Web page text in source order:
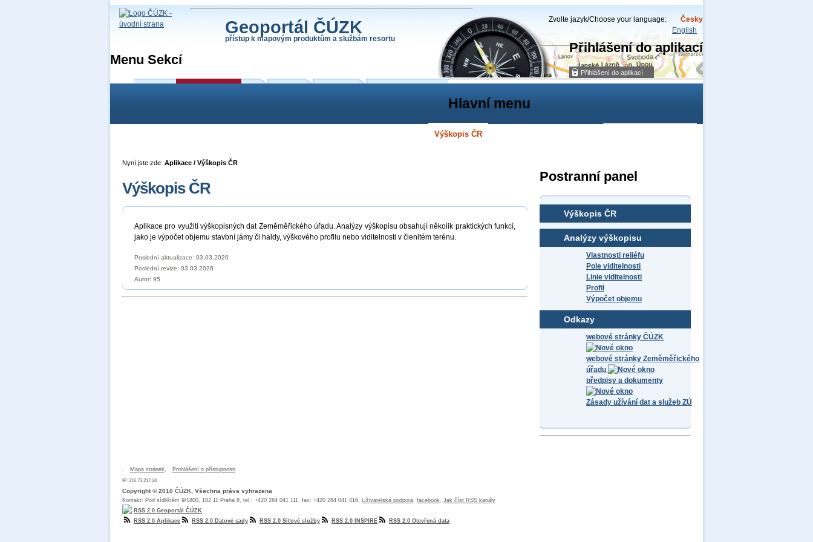
Přihlášení do aplikací
Přihlášení do aplikací
Geoportál ČÚZK
přístup k mapovým produktům a službám resortu
Zvolte jazyk/Choose your language:
Česky
English
Menu Sekcí
Hlavní menu
Výškopis ČR
Postranní panel
Výškopis ČR
Analýzy výškopisu
Vlastnosti reliéfu
Pole viditelnosti
Linie viditelnosti
Profil
Výpočet objemu
Odkazy
webové stránky ČÚZK
webové stránky Zeměměřického
úřadu
předpisy a dokumenty
Zásady užívání dat a služeb ZÚ
Nyní jste zde: Aplikace / Výškopis ČR
Výškopis ČR
Aplikace pro využití výškopisných dat Zeměměřického úřadu. Analýzy výškopisu obsahují několik praktických funkcí,
jako je výpočet objemu stavbní jámy či haldy, výškového profilu nebo viditelnosti v členitém terénu.
Poslední aktualizace: 03.03.2026
Poslední revize: 03.03.2026
Autor: 95
, Mapa stránek, Prohlášení o přístupnosti
IP: 216.73.217.24
Copyright © 2010 ČÚZK, Všechna práva vyhrazena
Kontakt: Pod sídlištěm 9/1800, 182 11 Praha 8, tel.: +420 284 041 111, fax: +420 284 041 416, Uživatelská podpora, facebook, Jak číst RSS kanály
RSS 2.0 Geoportál ČÚZK
RSS 2.0 Aplikace
RSS 2.0 Datové sady RSS 2.0 Síťové služby RSS 2.0 INSPIRE RSS 2.0 Otevřená data